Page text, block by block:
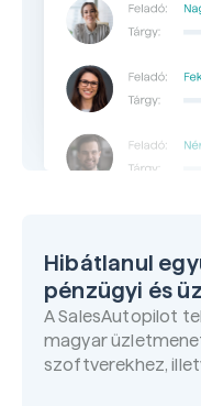
Hibátlanul
pénzügyi és
A SalesAutopilot
magyar
szoftverekhez,